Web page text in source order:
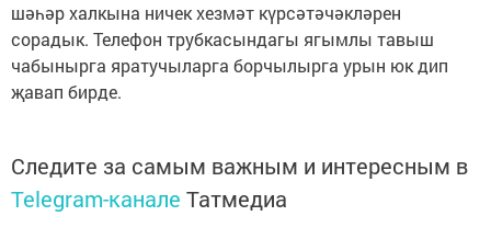
шәһәр халкына ничек хезмәт күрсәтәчәкләрен
сорадык. Телефон трубкасындагы ягымлы тавыш
чабынырга яратучыларга борчылырга урын юк дип
җавап бирде.
Следите за самым важным и интересным в
Telegram-канале Татмедиа